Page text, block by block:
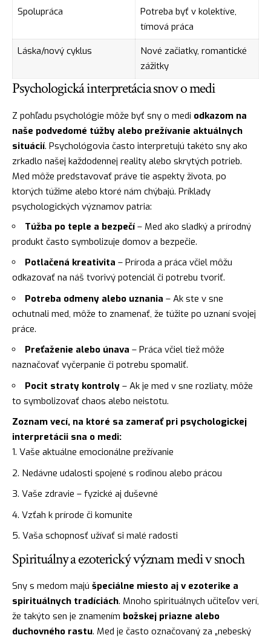
Spolupráca
Potreba byť v kolektíve,
tímová práca
Láska/nový cyklus
Nové začiatky, romantické
zážitky
Psychologická interpretácia snov o medi
Z pohľadu psychológie môže byť sny o medi odkazom na
naše podvedomé túžby alebo prežívanie aktuálnych
situácií. Psychológovia často interpretujú takéto sny ako
zrkadlo našej každodennej reality alebo skrytých potrieb.
Med môže predstavovať práve tie aspekty života, po
ktorých túžime alebo ktoré nám chýbajú. Príklady
psychologických významov patria:
Túžba po teple a bezpečí– Med ako sladký a prírodný
produkt často symbolizuje domov a bezpečie.
Potlačená kreativita – Príroda a práca včiel môžu
odkazovať na náš tvorivý potenciál či potrebu tvoriť.
Potreba odmeny alebo uznania – Ak ste v sne
ochutnali med, môže to znamenať, že túžite po uznaní svojej
práce.
Preťaženie alebo únava – Práca včiel tiež môže
naznačovať vyčerpanie či potrebu spomaliť.
Pocit straty kontroly – Ak je med v sne rozliaty, môže
to symbolizovať chaos alebo neistotu.
Zoznam vecí, na ktoré sa zamerať pri psychologickej
interpretácii sna o medi:
Vaše aktuálne emocionálne prežívanie
Nedávne udalosti spojené s rodinou alebo prácou
Vaše zdravie – fyzické aj duševné
Vzťah k prírode či komunite
Vaša schopnosť užívať si malé radosti
Spirituálny a ezoterický význam medi v snoch
Sny s medom majú špeciálne miesto aj v ezoterike a
spirituálnych tradíciách. Mnoho spirituálnych učiteľov verí,
že takýto sen je znamením božskej priazne alebo
duchovného rastu. Med je často označovaný za „nebeský